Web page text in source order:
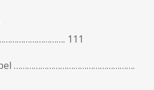
111
……………………………………………….